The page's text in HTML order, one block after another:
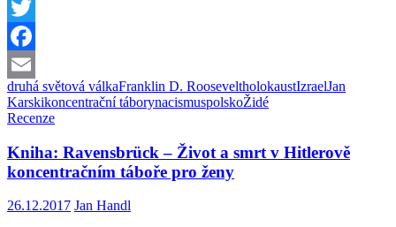
Twitter
Facebook
Email
druhá světová válkaFranklin D. RooseveltholokaustIzraelJan
Karskikoncentrační táborynacismuspolskoŽidé
Recenze
Kniha: Ravensbrück – Život a smrt v Hitlerově
koncentračním táboře pro ženy
26.12.2017 Jan Handl